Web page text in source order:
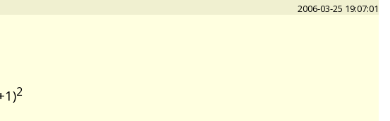
2006-03-25 19:07:01
2